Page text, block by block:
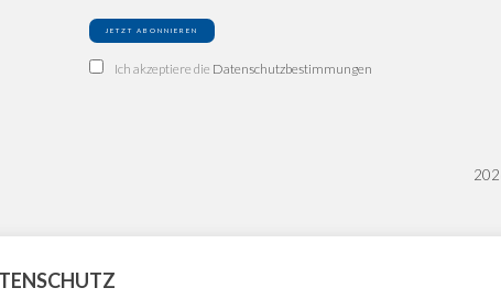
Ich akzeptiere die Datenschutzbestimmungen